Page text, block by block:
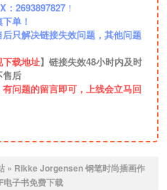
：2693897827 ！
单！
后只解决链接失效问题，其他问题
下载地址】链接失效48小时内及时
售后
问题的留言即可，上线会立马回
» Rikke Jorgensen 钢笔时尚插画作
电子书免费下载